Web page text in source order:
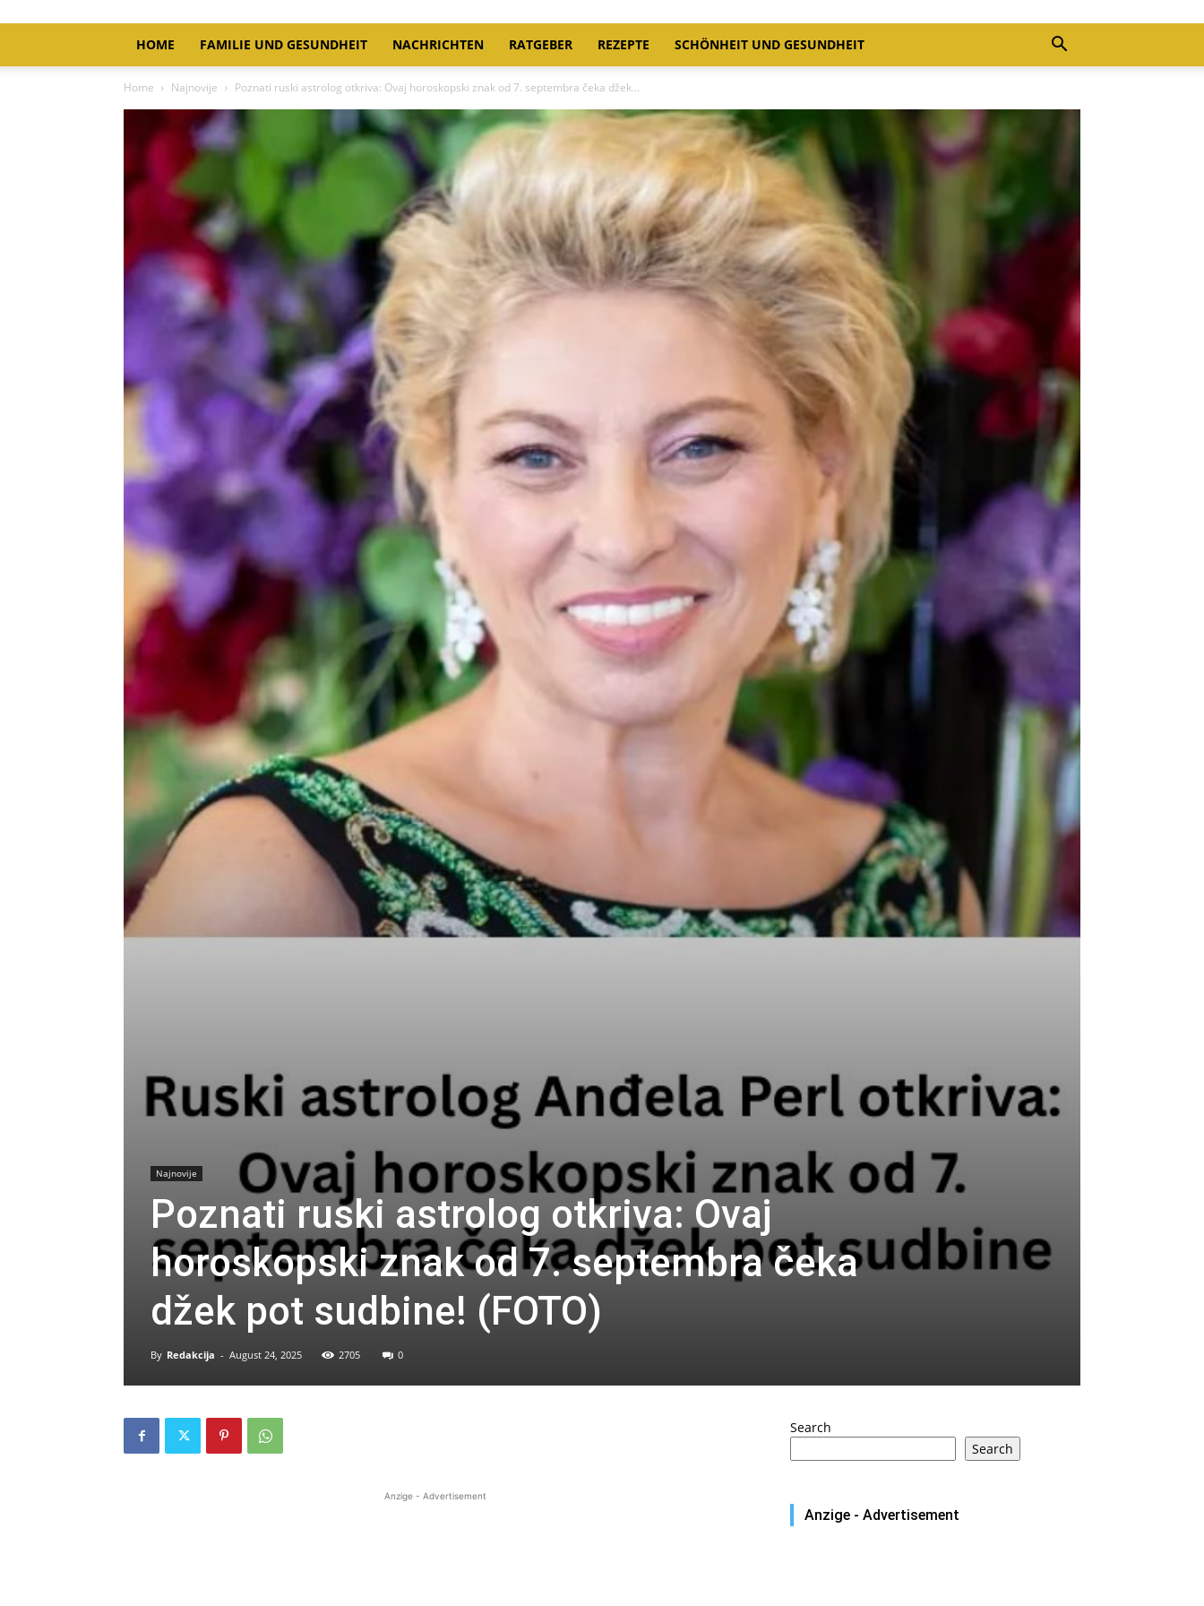
HOME FAMILIE UND GESUNDHEIT NACHRICHTEN RATGEBER REZEPTE SCHÖNHEIT UND GESUNDHEIT
Home Najnovije Poznati ruski astrolog otkriva: Ovaj horoskopski znak od 7. septembra čeka džek...
Najnovije
Poznati ruski astrolog otkriva: Ovaj
horoskopski znak od 7. septembra čeka
džek pot sudbine! (FOTO)
By Redakcija - August 24, 2025 2705 0
Anzige - Advertisement
Search
Search
Anzige - Advertisement